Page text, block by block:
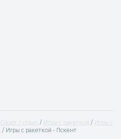
Спорт / отдых Игры с ракеткой
Игры с
Игры с ракеткой - Пскент